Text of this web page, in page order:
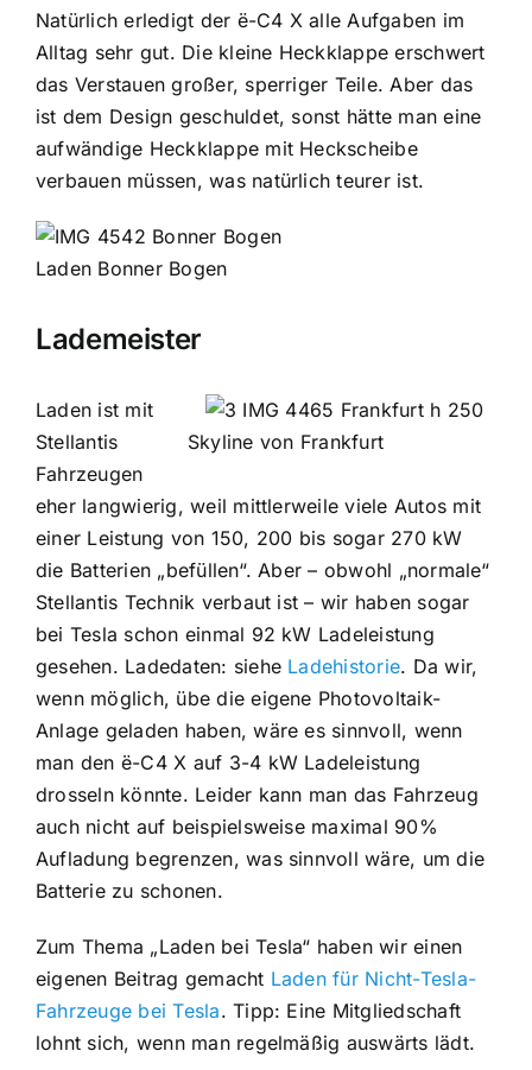
Natürlich erledigt der ë-C4 X alle Aufgaben im
Alltag sehr gut. Die kleine Heckklappe erschwert
das Verstauen großer, sperriger Teile. Aber das
ist dem Design geschuldet, sonst hätte man eine
aufwändige Heckklappe mit Heckscheibe
verbauen müssen, was natürlich teurer ist.
Laden Bonner Bogen
Lademeister
Skyline von Frankfurt
Laden ist mit
Stellantis
Fahrzeugen
eher langwierig, weil mittlerweile viele Autos mit
einer Leistung von 150, 200 bis sogar 270 kW
die Batterien „befüllen“. Aber – obwohl „normale“
Stellantis Technik verbaut ist – wir haben sogar
bei Tesla schon einmal 92 kW Ladeleistung
gesehen. Ladedaten: siehe Ladehistorie. Da wir,
wenn möglich, übe die eigene Photovoltaik-
Anlage geladen haben, wäre es sinnvoll, wenn
man den ë-C4 X auf 3-4 kW Ladeleistung
drosseln könnte. Leider kann man das Fahrzeug
auch nicht auf beispielsweise maximal 90%
Aufladung begrenzen, was sinnvoll wäre, um die
Batterie zu schonen.
Zum Thema „Laden bei Tesla“ haben wir einen
eigenen Beitrag gemacht Laden für Nicht-Tesla-
Fahrzeuge bei Tesla. Tipp: Eine Mitgliedschaft
lohnt sich, wenn man regelmäßig auswärts lädt.